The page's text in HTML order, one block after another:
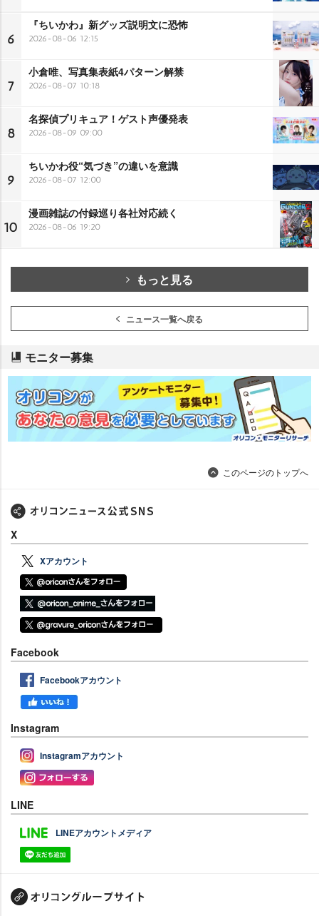
6
『ちいかわ』新グッズ説明文に恐怖
2026-08-06 12:15
7
小倉唯、写真集表紙4パターン解禁
2026-08-07 10:18
8
名探偵プリキュア！ゲスト声優発表
2026-08-09 09:00
9
ちいかわ役“気づき”の違いを意識
2026-08-07 12:00
10
漫画雑誌の付録巡り各社対応続く
2026-08-06 19:20
もっと見る
ニュース一覧へ戻る
モニター募集
このページのトップへ
X
Xアカウント
Facebook
Facebookアカウント
Instagram
Instagramアカウント
LINE
LINEアカウントメディア